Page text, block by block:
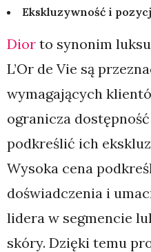
Ekskluzywność i
Dior to synonim
L’Or de Vie są
wymagających
ogranicza
podkreślić ich
Wysoka cena
doświadczenia i
lidera w segmencie
skóry. Dzięki temu